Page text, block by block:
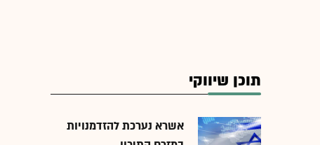
תוכן שיווקי
אשרא נערכת להזדמנויות